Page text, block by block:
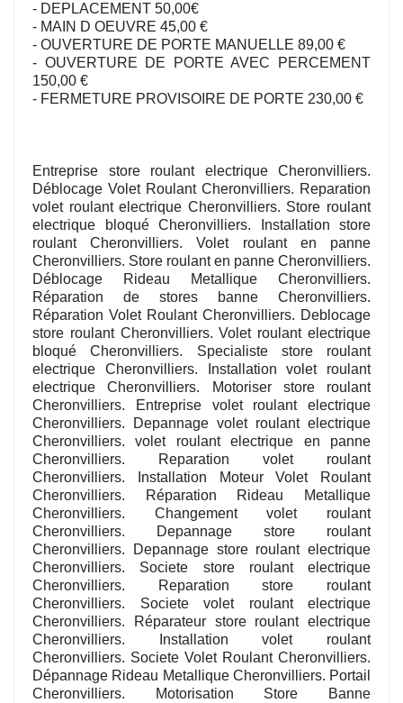
- DEPLACEMENT 50,00€
- MAIN D OEUVRE 45,00 €
- OUVERTURE DE PORTE MANUELLE 89,00 €
- OUVERTURE DE PORTE AVEC PERCEMENT
150,00 €
- FERMETURE PROVISOIRE DE PORTE 230,00 €
Entreprise store roulant electrique Cheronvilliers.
Déblocage Volet Roulant Cheronvilliers. Reparation
volet roulant electrique Cheronvilliers. Store roulant
electrique bloqué Cheronvilliers. Installation store
roulant Cheronvilliers. Volet roulant en panne
Cheronvilliers. Store roulant en panne Cheronvilliers.
Déblocage Rideau Metallique Cheronvilliers.
Réparation de stores banne Cheronvilliers.
Réparation Volet Roulant Cheronvilliers. Deblocage
store roulant Cheronvilliers. Volet roulant electrique
bloqué Cheronvilliers. Specialiste store roulant
electrique Cheronvilliers. Installation volet roulant
electrique Cheronvilliers. Motoriser store roulant
Cheronvilliers. Entreprise volet roulant electrique
Cheronvilliers. Depannage volet roulant electrique
Cheronvilliers. volet roulant electrique en panne
Cheronvilliers. Reparation volet roulant
Cheronvilliers. Installation Moteur Volet Roulant
Cheronvilliers. Réparation Rideau Metallique
Cheronvilliers. Changement volet roulant
Cheronvilliers. Depannage store roulant
Cheronvilliers. Depannage store roulant electrique
Cheronvilliers. Societe store roulant electrique
Cheronvilliers. Reparation store roulant
Cheronvilliers. Societe volet roulant electrique
Cheronvilliers. Réparateur store roulant electrique
Cheronvilliers. Installation volet roulant
Cheronvilliers. Societe Volet Roulant Cheronvilliers.
Dépannage Rideau Metallique Cheronvilliers. Portail
Cheronvilliers. Motorisation Store Banne